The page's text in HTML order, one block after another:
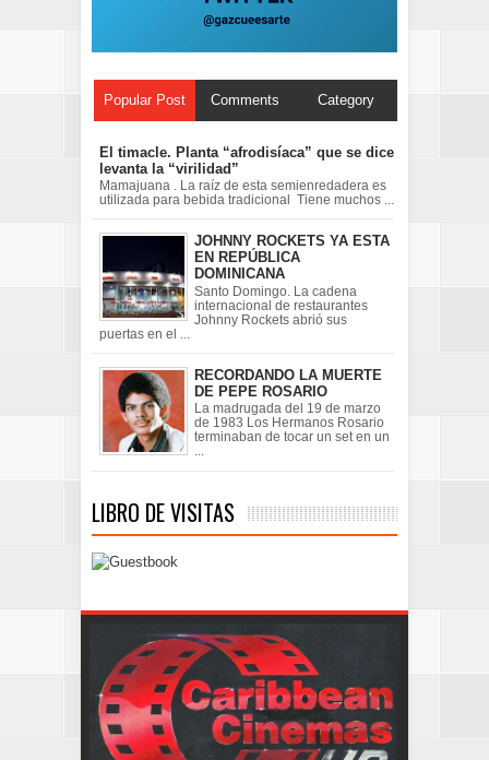
Popular Post Comments Category
El timacle. Planta “afrodisíaca” que se dice
levanta la “virilidad”
Mamajuana . La raíz de esta semienredadera es
utilizada para bebida tradicional Tiene muchos ...
JOHNNY ROCKETS YA ESTA
EN REPÚBLICA
DOMINICANA
Santo Domingo. La cadena
internacional de restaurantes
Johnny Rockets abrió sus
puertas en el ...
RECORDANDO LA MUERTE
DE PEPE ROSARIO
La madrugada del 19 de marzo
de 1983 Los Hermanos Rosario
terminaban de tocar un set en un
...
LIBRO DE VISITAS